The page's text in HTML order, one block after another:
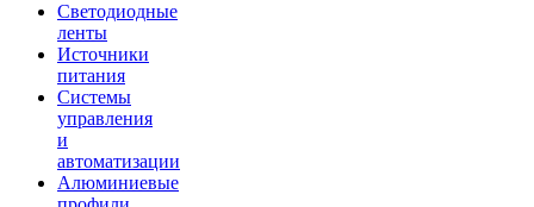
Светодиодные
ленты
Источники
питания
Системы
управления
и
автоматизации
Алюминиевые